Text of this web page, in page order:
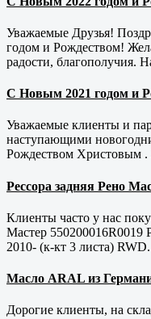
Уважаемые Друзья!
годом и Рождеством!
радости, благополучия.
С Новым 2021 годом и
Уважаемые клиенты и
наступающими
Рождеством Христовым
Рессора задняя Рено
Клиенты часто у нас
Мастер 550200016R0019
2010- (к-кт 3 листа)
Масло ARAL из
Дорогие клиенты, на